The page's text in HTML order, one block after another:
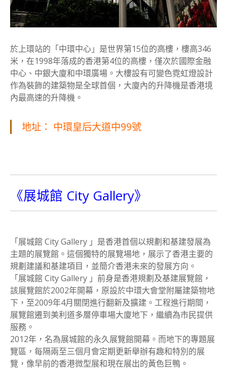
於上環站的「中環中心」是世界第15位的高樓，樓高346
米，在1998年落成的香港第4位的高樓，僅次於國際金融
中心、中銀大廈和中環廣場。大樓設有可變色霓虹燈設計
作為裝飾的建築物是全球首個，大廈內的升降機是香港境
內最高速的升降機。
地址： 中環皇后大道中99號
《展城館 City Gallery》
「展城館 City Gallery 」是香港首個以規劃和基建發展為
主題的展覽館。這個獨特的展覽場地，展示了香港主要的
規劃建議和基建項目，並簡介香港未來的發展方向。
「展城館 City Gallery 」前身是香港規劃及基建展覽館，
該展覽館於2002年開幕，原設於中環大會堂附屬建築物地
下，至2009年4月關閉進行翻新及擴建。工程進行期間，
展覽館遷到美利道多層停車場大廈地下，繼續為市民提供
服務。
2012年，名為展城館的永久展覽館開幕。而地下的專題展
覽區，每隔兩至三個月會定期更新舉辦有趣和特別的展
覽，像早前的香港微型展和現在展出的黃色巨鴨。